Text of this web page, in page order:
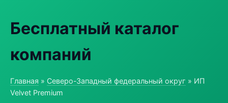
Бесплатный каталог
компаний
Главная » Северо-Западный федеральный округ » ИП
Velvet Premium